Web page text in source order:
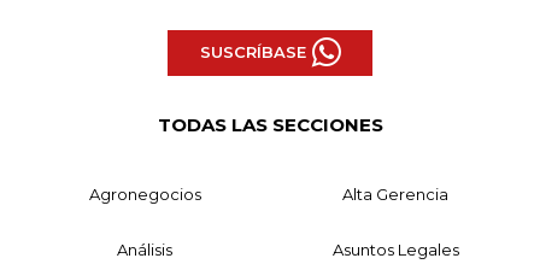
SUSCRÍBASE
TODAS LAS SECCIONES
Agronegocios Alta Gerencia
Análisis Asuntos Legales